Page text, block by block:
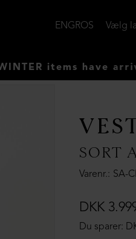
Vælg
ENGROS
items have arrived.
SORT
Varenr. SA-
Du sparer:
DKK